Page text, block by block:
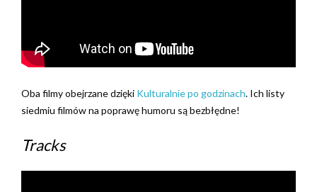
Oba filmy obejrzane dzięki Kulturalnie po godzinach. Ich listy
siedmiu filmów na poprawę humoru są bezbłędne!
Tracks